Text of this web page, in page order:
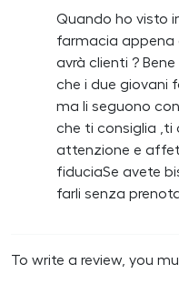
Quando ho visto
farmacia appena
avrà clienti ?
che i due giovani
ma li seguono
che ti consiglia ,ti
attenzione e
fiduciaSe avete
farli senza
To write a review, you